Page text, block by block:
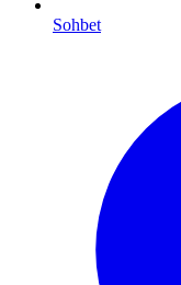
Sohbet